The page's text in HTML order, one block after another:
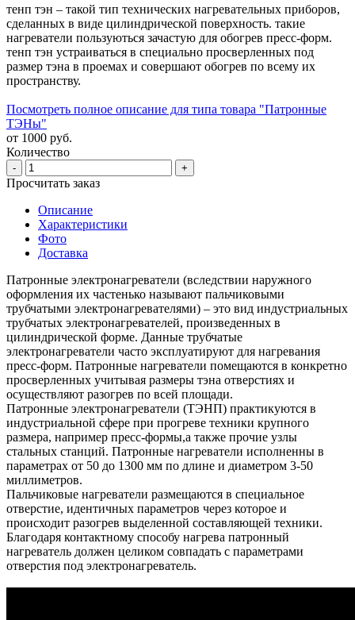
тенп тэн – такой тип технических нагревательных приборов,
сделанных в виде цилиндрической поверхность. такие
нагреватели пользуються зачастую для обогрев пресс-форм.
тенп тэн устраиваться в специально просверленных под
размер тэна в проемах и совершают обогрев по всему их
пространству.
Посмотреть полное описание для типа товара "Патронные
ТЭНы"
от 1000 руб.
Количество
- +
Просчитать заказ
Описание
Характеристики
Фото
Доставка
Патронные электронагреватели (вследствии наружного
оформления их частенько называют пальчиковыми
трубчатыми электронагревателями) – это вид индустриальных
трубчатых электронагревателей, произведенных в
цилиндрической форме. Данные трубчатые
электронагреватели часто эксплуатируют для нагревания
пресс-форм. Патронные нагреватели помещаются в конкретно
просверленных учитывая размеры тэна отверстиях и
осуществляют разогрев по всей площади.
Патронные электронагреватели (ТЭНП) практикуются в
индустриальной сфере при прогреве техники крупного
размера, например пресс-формы,а также прочие узлы
стальных станций. Патронные нагреватели исполненны в
параметрах от 50 до 1300 мм по длине и диаметром 3-50
миллиметров.
Пальчиковые нагреватели размещаются в специальное
отверстие, идентичных параметров через которое и
происходит разогрев выделенной составляющей техники.
Благодаря контактному способу нагрева патронный
нагреватель должен целиком совпадать с параметрами
отверстия под электронагреватель.